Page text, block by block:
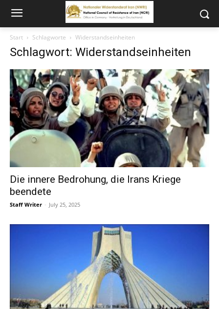
Start Schlagworte Widerstandseinheiten
Schlagwort: Widerstandseinheiten
Die innere Bedrohung, die Irans Kriege
beendete
Staff Writer - July 25, 2025